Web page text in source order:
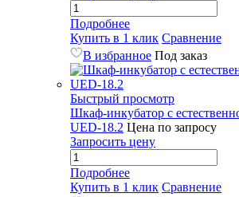
Подробнее
Купить в 1 клик Сравнение
В избранное Под заказ
Быстрый просмотр
Шкаф-инкубатор с
UED-18.2 Цена по запросу
Запросить цену
Подробнее
Купить в 1 клик Сравнение